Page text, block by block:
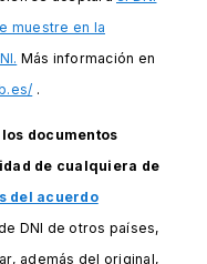
muestre en la
Más información en
.
documentos
de cualquiera de
del acuerdo
DNI de otros países,
además del original,